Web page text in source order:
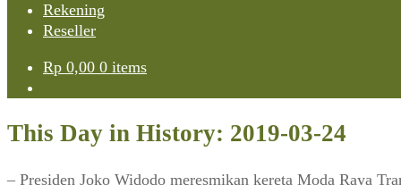
Rekening
Reseller
Rp 0,00 0 items
This Day in History: 2019-03-24
– Presiden Joko Widodo meresmikan kereta Moda Raya